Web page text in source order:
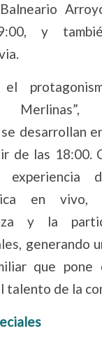
y
el
Merlinas”,
desarrollan
de las 18:00.
experiencia
en vivo,
y la
generando
que pone
talento de la